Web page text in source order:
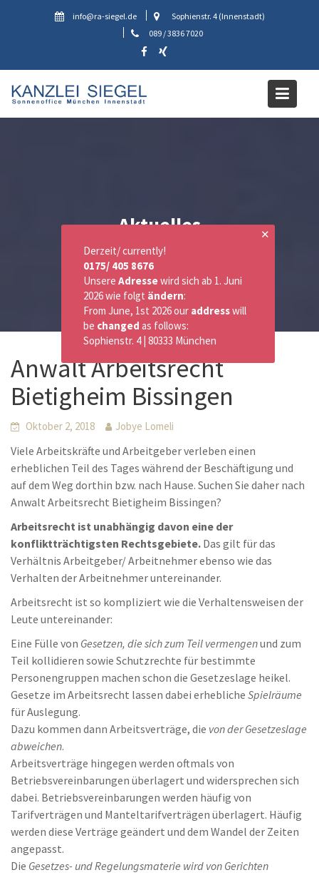
info@ra-siegel.de
Sophienstr. 4 (Innenstadt)
089 / 3836 7020
Aktuelles
Anwalt Arbeitsrecht
Bietigheim Bissingen
Oktober 2, 2018 Jobye Lomeli
Viele Arbeitskräfte und Arbeitgeber verleben einen
erheblichen Teil des Tages während der Beschäftigung und
auf dem Weg dorthin bzw. nach Hause. Suchen Sie daher nach
Anwalt Arbeitsrecht Bietigheim Bissingen?
Arbeitsrecht ist unabhängig davon eine der
konfliktträchtigsten Rechtsgebiete. Das gilt für das
Verhältnis Arbeitgeber/ Arbeitnehmer ebenso wie das
Verhalten der Arbeitnehmer untereinander.
Arbeitsrecht ist so kompliziert wie die Verhaltensweisen der
Leute untereinander:
Eine Fülle von Gesetzen, die sich zum Teil vermengenund zum
Teil kollidieren sowie Schutzrechte für bestimmte
Personengruppen machen schon die Gesetzeslage heikel.
Gesetze im Arbeitsrecht lassen dabei erhebliche Spielräume
für Auslegung.
Dazu kommen dann Arbeitsverträge, die von der Gesetzeslage
abweichen.
Arbeitsverträge hingegen werden oftmals von
Betriebsvereinbarungen überlagert und widersprechen sich
dabei. Betriebsvereinbarungen werden häufig von
Tarifverträgen und Manteltarifverträgen überlagert. Häufig
werden diese Verträge geändert und dem Wandel der Zeiten
angepasst.
Die Gesetzes- und Regelungsmaterie wird von Gerichten
✕
Derzeit/ currently!
0175/ 405 8676
Unsere Adressewird sich ab 1. Juni
2026 wie folgt ändern:
From June, 1st 2026 our addresswill
be changed as follows:
Sophienstr. 4 | 80333 München